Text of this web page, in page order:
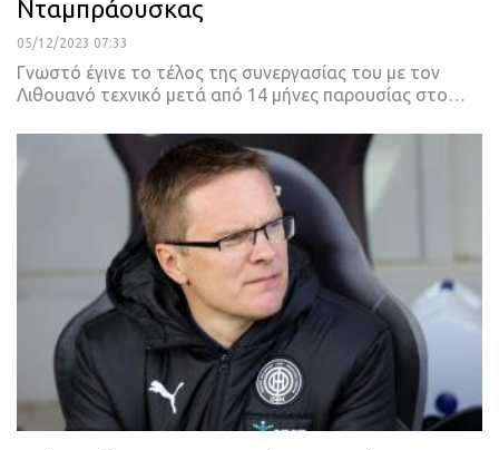
Νταμπράουσκας
05/12/2023 07:33
Γνωστό έγινε το τέλος της συνεργασίας του με τον
Λιθουανό τεχνικό μετά από 14 μήνες παρουσίας στο…